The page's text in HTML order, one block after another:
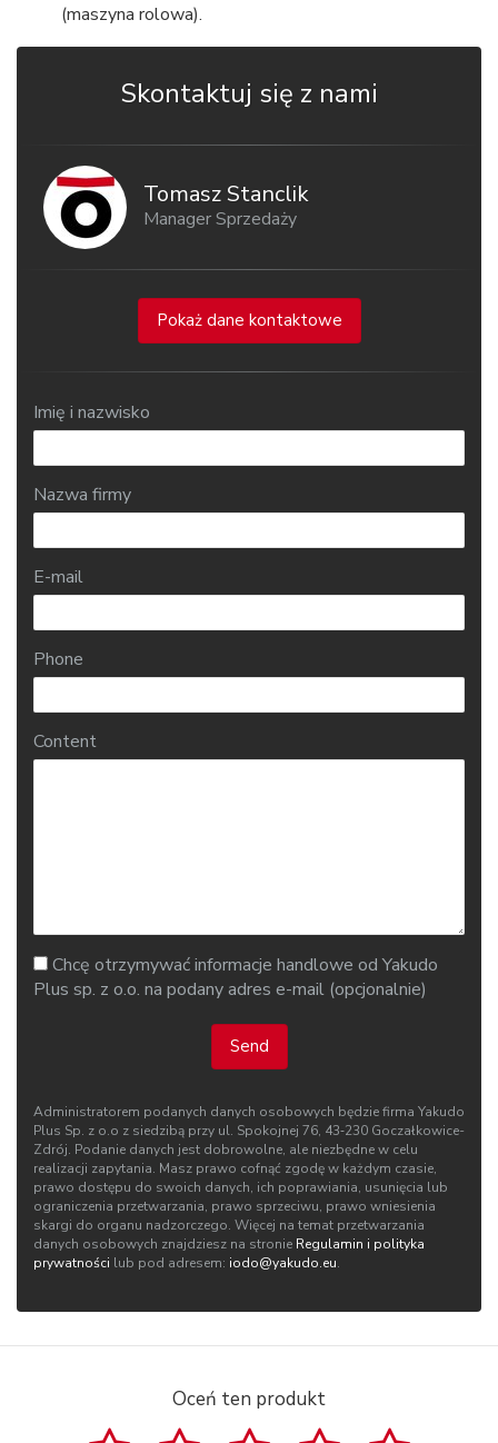
(maszyna rolowa).
Skontaktuj się z nami
Tomasz Stanclik
Manager Sprzedaży
Pokaż dane kontaktowe
Imię i nazwisko
Nazwa firmy
E-mail
Phone
Content
Chcę otrzymywać informacje handlowe od Yakudo
Plus sp. z o.o. na podany adres e-mail (opcjonalnie)
Send
Administratorem podanych danych osobowych będzie firma Yakudo
Plus Sp. z o.o z siedzibą przy ul. Spokojnej 76, 43‑230 Goczałkowice-
Zdrój. Podanie danych jest dobrowolne, ale niezbędne w celu
realizacji zapytania. Masz prawo cofnąć zgodę w każdym czasie,
prawo dostępu do swoich danych, ich poprawiania, usunięcia lub
ograniczenia przetwarzania, prawo sprzeciwu, prawo wniesienia
skargi do organu nadzorczego. Więcej na temat przetwarzania
danych osobowych znajdziesz na stronie Regulamin i polityka
prywatności lub pod adresem: iodo@yakudo.eu.
Oceń ten produkt